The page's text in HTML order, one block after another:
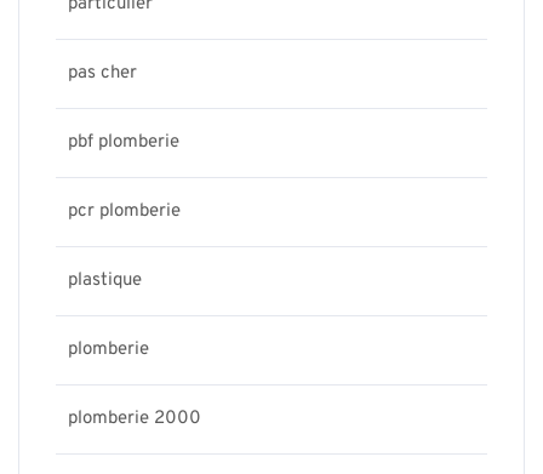
pas cher
pbf plomberie
pcr plomberie
plastique
plomberie
plomberie 2000